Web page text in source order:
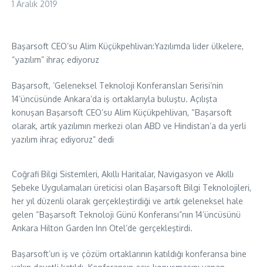
1 Aralık 2019
Başarsoft CEO’su Alim Küçükpehlivan:Yazılımda lider ülkelere,
“yazılım” ihraç ediyoruz
Başarsoft, ‘Geleneksel Teknoloji Konferansları Serisi’nin
14’üncüsünde Ankara’da iş ortaklarıyla buluştu. Açılışta
konuşan Başarsoft CEO’su Alim Küçükpehlivan, “Başarsoft
olarak, artık yazılımın merkezi olan ABD ve Hindistan’a da yerli
yazılım ihraç ediyoruz” dedi
Coğrafi Bilgi Sistemleri, Akıllı Haritalar, Navigasyon ve Akıllı
Şebeke Uygulamaları üreticisi olan Başarsoft Bilgi Teknolojileri,
her yıl düzenli olarak gerçekleştirdiği ve artık geleneksel hale
gelen “Başarsoft Teknoloji Günü Konferansı”nın 14’üncüsünü
Ankara Hilton Garden Inn Otel’de gerçekleştirdi.
Başarsoft’un iş ve çözüm ortaklarının katıldığı konferansa bine